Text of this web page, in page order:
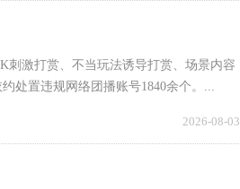
刺激打赏、不当玩法诱导打赏、场景内容
处置违规网络团播账号1840余个。...
2026-08-03